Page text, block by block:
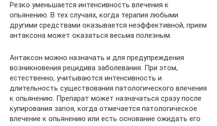
Резко уменьшается интенсивность влечения к
опьянению. В тех случаях, когда терапия любыми
другими средствами оказывается неэффективной, прием
антаксона может оказаться весьма полезным.
Антаксон можно назначать и для предупреждения
возникновения рецидива заболевания. При этом,
естественно, учитываются интенсивность и
длительность существования патологического влечения
к опьянению. Препарат может назначаться сразу после
купирования запоя, когда отмечается патологическое
влечение к опьянению или есть основание ожидать его